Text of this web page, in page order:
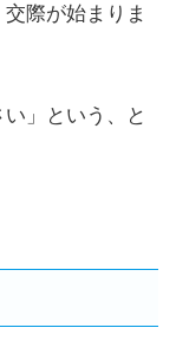
際が始まりま
」という、と